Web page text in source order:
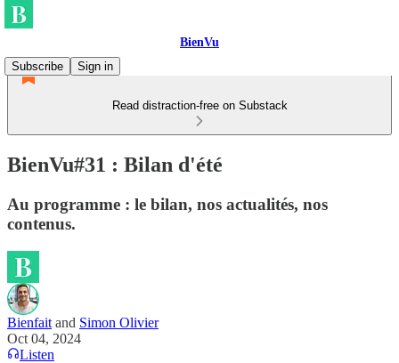
BienVu
Subscribe
Sign in
Read distraction-free on Substack
BienVu#31 : Bilan d'été
Au programme : le bilan, nos actualités, nos
contenus.
Bienfait and Simon Olivier
Oct 04, 2024
Listen